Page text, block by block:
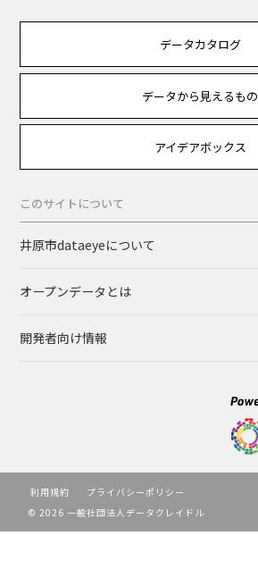
データカタログ
データから見えるもの
アイデアボックス
このサイトについて
井原市dataeyeについて
オープンデータとは
開発者向け情報
利用規約
プライバシーポリシー
© 2026 一般社団法人データクレイドル